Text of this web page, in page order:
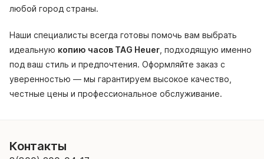
любой город страны.
Наши специалисты всегда готовы помочь вам выбрать
идеальную копию часов TAG Heuer , подходящую именно
под ваш стиль и предпочтения. Оформляйте заказ с
уверенностью — мы гарантируем высокое качество,
честные цены и профессиональное обслуживание.
Контакты